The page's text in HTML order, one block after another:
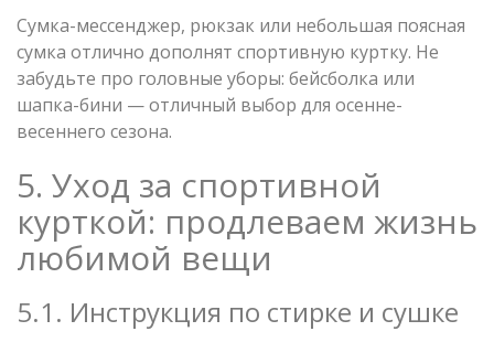
Сумка-мессенджер, рюкзак или небольшая поясная
сумка отлично дополнят спортивную куртку. Не
забудьте про головные уборы: бейсболка или
шапка-бини — отличный выбор для осенне-
весеннего сезона.
5. Уход за спортивной
курткой: продлеваем жизнь
любимой вещи
5.1. Инструкция по стирке и сушке